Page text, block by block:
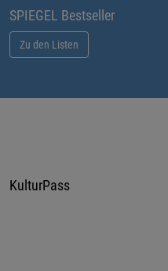
SPIEGEL Bestseller
Zu den Listen
KulturPass